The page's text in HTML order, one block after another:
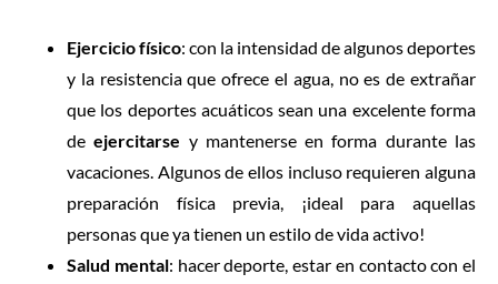
Ejercicio físico: con la intensidad de algunos deportes
y la resistencia que ofrece el agua, no es de extrañar
que los deportes acuáticos sean una excelente forma
deejercitarse y mantenerse en forma durante las
vacaciones. Algunos de ellos incluso requieren alguna
preparación física previa, ¡ideal para aquellas
personas que ya tienen un estilo de vida activo!
Salud mental: hacer deporte, estar en contacto con el